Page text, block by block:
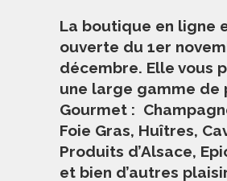
La boutique en ligne
ouverte du 1er
décembre. Elle vous
une large gamme de
Gourmet :
Foie Gras, Huîtres,
Produits d’Alsace,
et bien d’autres